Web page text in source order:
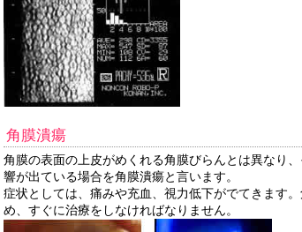
角膜潰瘍
角膜の表面の上皮がめくれる角膜びらんとは異なり
響が出ている場合を角膜潰瘍と言います。
症状としては、痛みや充血、視力低下がでてきます
め、すぐに治療をしなければなりません。